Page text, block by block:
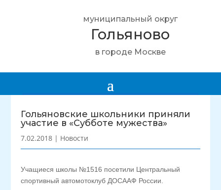
муниципальный округ
Гольяново
в городе Москве
Гольяновские школьники приняли
участие в «Субботе мужества»
7.02.2018 | Новости
Учащиеся школы №1516 посетили Центральный
спортивный автомотоклуб ДОСААФ России.